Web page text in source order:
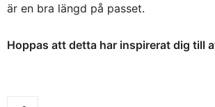
är en bra längd på passet.
Hoppas att detta har inspirerat dig till